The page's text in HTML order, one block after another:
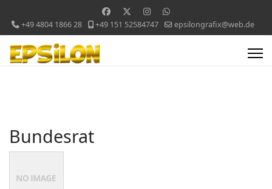
+49 4804 1866 28 +49 151 52584747 epsilongrafix@web.de
Bundesrat